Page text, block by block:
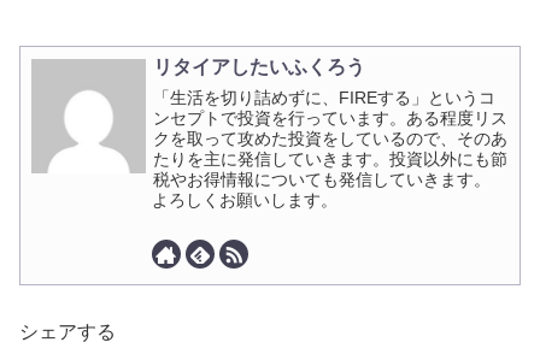
リタイアしたいふくろう
「生活を切り詰めずに、FIREする」というコ
ンセプトで投資を行っています。ある程度リス
クを取って攻めた投資をしているので、そのあ
たりを主に発信していきます。投資以外にも節
税やお得情報についても発信していきます。
よろしくお願いします。
シェアする